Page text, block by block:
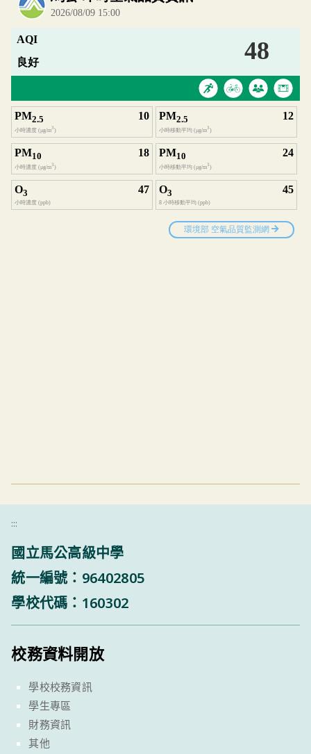
:::
國立馬公高級中學
統一編號：96402805
學校代碼：160302
校務資料開放
學校校務資訊
學生專區
財務資訊
其他